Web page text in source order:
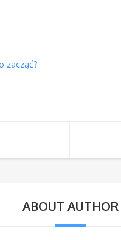
zacząć?
ABOUT AUTHOR